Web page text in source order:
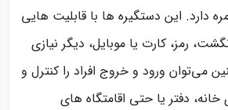
دارد. این دستگیره ها با قابلیت هایی
رمز، کارت یا موبایل، دیگر نیازی
می‌توان ورود و خروج افراد را کنترل و
دفتر یا حتی اقامتگاه های